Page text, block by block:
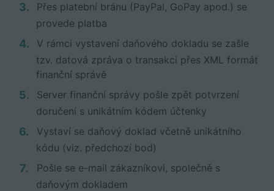
Přes platební bránu (PayPal, GoPay apod.) se
provede platba
V rámci vystavení daňového dokladu se zašle
tzv. datová zpráva o transakci přes XML formát
finanční správě
Server finanční správy pošle zpět potvrzení
doručení s unikátním kódem účtenky
Vystaví se daňový doklad včetně unikátního
kódu (viz. předchozí bod)
Pošle se e-mail zákazníkovi, společně s
daňovým dokladem